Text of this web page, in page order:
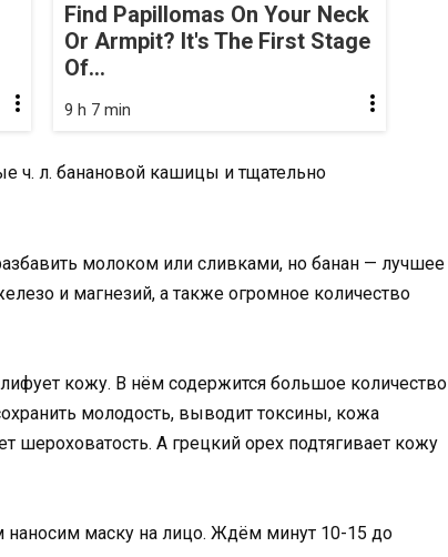
Find Papillomas On Your Neck
Or Armpit? It's The First Stage
Of...
9 h 7 min
ч. л. банановой кашицы и тщательно
молоком или сливками, но банан — лучшее
и магнезий, а также огромное количество
кожу. В нём содержится большое количество
молодость, выводит токсины, кожа
шероховатость. А грецкий орех подтягивает кожу
маску на лицо. Ждём минут 10-15 до